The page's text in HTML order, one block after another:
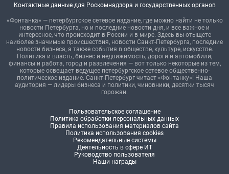
Контактные данные для Роскомнадзора и государственных органов
«Фонтанка» — петербургское сетевое издание, где можно найти не только
новости Петербурга, но и последние новости дня, и все важное и
интересное, что происходит в России и в мире. Здесь вы отыщете
наиболее значимые происшествия, новости Санкт-Петербурга, последние
новости бизнеса, а также события в обществе, культуре, искусстве.
Политика и власть, бизнес и недвижимость, дороги и автомобили,
финансы и работа, город и развлечения — вот только некоторые из тем,
которые освещает ведущее петербургское сетевое общественно-
политическое издание. Санкт-Петербург читает «Фонтанку»! Наша
аудитория — лидеры бизнеса и политики, чиновники, десятки тысяч
горожан.
Пользовательское соглашение
Политика обработки персональных данных
Правила использования материалов сайта
Политика использования cookies
Рекомендательные системы
Деятельность в сфере ИТ
Руководство пользователя
Наши награды